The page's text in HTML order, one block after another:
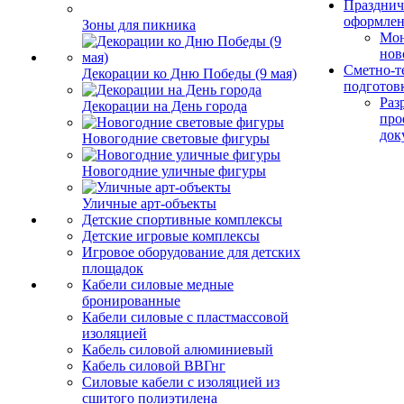
Зоны для пикника
Декорации ко Дню Победы (9 мая)
Декорации на День города
Новогодние световые фигуры
Новогодние уличные фигуры
Уличные арт-объекты
Детские спортивные комплексы
Детские игровые комплексы
Игровое оборудование для детских
площадок
Кабели силовые медные
бронированные
Кабели силовые с пластмассовой
изоляцией
Кабель силовой алюминиевый
Кабель силовой ВВГнг
Силовые кабели с изоляцией из
сшитого полиэтилена
Сметно-